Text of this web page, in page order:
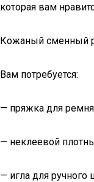
которая вам
Кожаный сменный
Вам потребуется:
— пряжка для
— неклеевой
— игла для ручного